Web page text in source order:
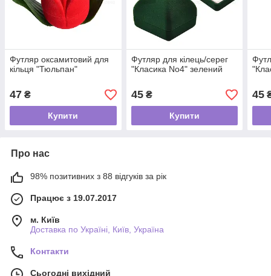
Футляр оксамитовий для
кільця "Тюльпан"
47 ₴
Купити
Футляр для кілець/серег
"Класика No4" зелений
45₴
Купити
45
Про нас
98% позитивних з 88 відгуків за рік
Працює з 19.07.2017
м. Київ
Доставка по Україні, Київ, Україна
Контакти
Сьогодні вихідний